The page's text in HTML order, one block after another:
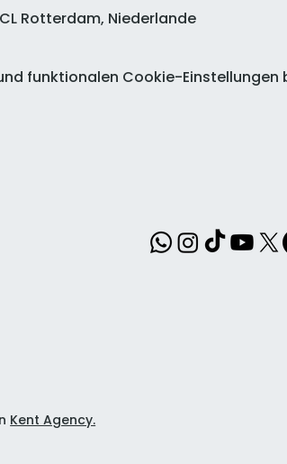
Rotterdam, Niederlande
funktionalen Cookie-Einstellungen
Kent Agency.